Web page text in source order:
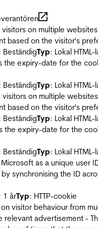
on multiple
based on the visitor's
BeständigTyp: Lokal HTML-
the expiry-date for the
BeständigTyp: Lokal HTML-
visitors on multiple
based on the visitor's
BeständigTyp: Lokal HTML-
the expiry-date for the
BeständigTyp: Lokal HTML-
as a unique user
synchronising the ID
1 årTyp: HTTP-cookie
visitor behaviour from
advertisement -